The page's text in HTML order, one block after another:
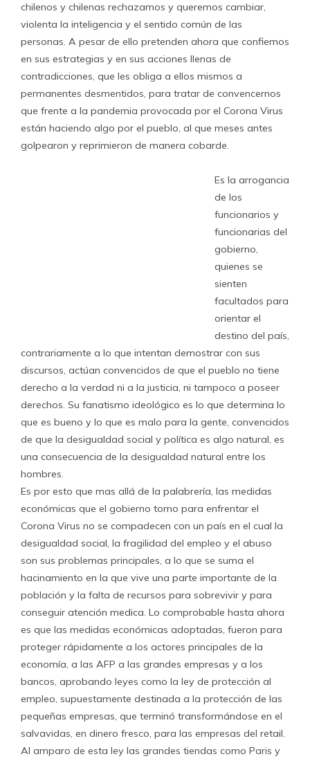
chilenos y chilenas rechazamos y queremos cambiar,
violenta la inteligencia y el sentido común de las
personas. A pesar de ello pretenden ahora que confiemos
en sus estrategias y en sus acciones llenas de
contradicciones, que les obliga a ellos mismos a
permanentes desmentidos, para tratar de convencernos
que frente a la pandemia provocada por el Corona Virus
están haciendo algo por el pueblo, al que meses antes
golpearon y reprimieron de manera cobarde.
Es la arrogancia
de los
funcionarios y
funcionarias del
gobierno,
quienes se
sienten
facultados para
orientar el
destino del país,
contrariamente a lo que intentan demostrar con sus
discursos, actúan convencidos de que el pueblo no tiene
derecho a la verdad ni a la justicia, ni tampoco a poseer
derechos. Su fanatismo ideológico es lo que determina lo
que es bueno y lo que es malo para la gente, convencidos
de que la desigualdad social y política es algo natural, es
una consecuencia de la desigualdad natural entre los
hombres.
Es por esto que mas allá de la palabrería, las medidas
económicas que el gobierno tomo para enfrentar el
Corona Virus no se compadecen con un país en el cual la
desigualdad social, la fragilidad del empleo y el abuso
son sus problemas principales, a lo que se suma el
hacinamiento en la que vive una parte importante de la
población y la falta de recursos para sobrevivir y para
conseguir atención medica. Lo comprobable hasta ahora
es que las medidas económicas adoptadas, fueron para
proteger rápidamente a los actores principales de la
economía, a las AFP a las grandes empresas y a los
bancos, aprobando leyes como la ley de protección al
empleo, supuestamente destinada a la protección de las
pequeñas empresas, que terminó transformándose en el
salvavidas, en dinero fresco, para las empresas del retail.
Al amparo de esta ley las grandes tiendas como Paris y